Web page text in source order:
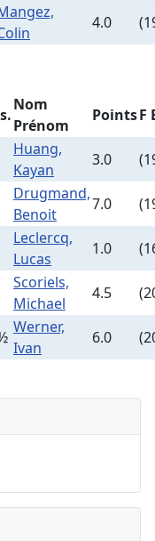
4.0
Nom
Prénom
PointsF
Huang,
Kayan
3.0
Drugmand,
Benoit
7.0
Leclercq,
Lucas
1.0
Scoriels,
Michael
4.5
Werner,
Ivan
6.0